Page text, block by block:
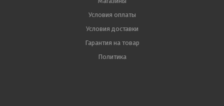
Условия оплаты
Условия доставки
Гарантия на товар
Политика